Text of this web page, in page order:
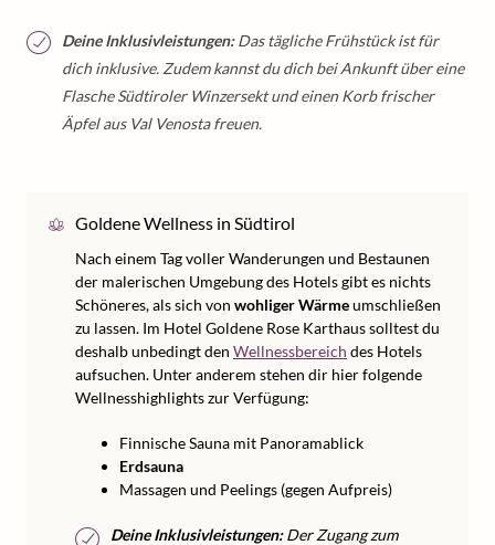
Deine Inklusivleistungen:Das tägliche Frühstück ist für
dich inklusive. Zudem kannst du dich bei Ankunft über eine
Flasche Südtiroler Winzersekt und einen Korb frischer
Äpfel aus Val Venosta freuen.
Goldene Wellness in Südtirol
Nach einem Tag voller Wanderungen und Bestaunen
der malerischen Umgebung des Hotels gibt es nichts
Schöneres, als sich von wohliger Wärmeumschließen
zu lassen. Im Hotel Goldene Rose Karthaus solltest du
deshalb unbedingt den Wellnessbereich des Hotels
aufsuchen. Unter anderem stehen dir hier folgende
Wellnesshighlights zur Verfügung:
Finnische Sauna mit Panoramablick
Erdsauna
Massagen und Peelings (gegen Aufpreis)
Deine Inklusivleistungen:Der Zugang zum